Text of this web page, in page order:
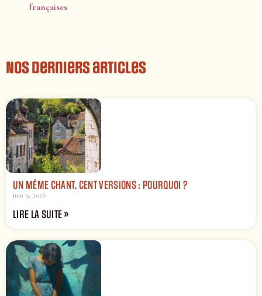
françaises
Nos derniers articles
UN MÊME CHANT, CENT VERSIONS : POURQUOI ?
juin 9, 2026
LIRE LA SUITE »